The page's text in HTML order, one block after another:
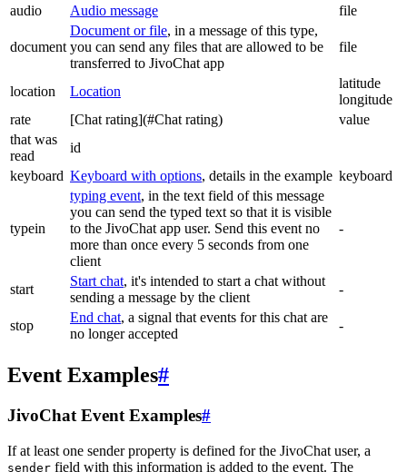
audio
Audio message file
document
Document or file, in a message of this type,
you can send any files that are allowed to be
transferred to JivoChat app
file
location Location
latitude
longitude
rate
[Chat rating](#Chat rating)
value
that was
read
id
keyboard Keyboard with options, details in the example keyboard
typein
typing event, in the text field of this message
you can send the typed text so that it is visible
to the JivoChat app user. Send this event no
more than once every 5 seconds from one
client
-
start
Start chat, it's intended to start a chat without
sending a message by the client
-
stop
End chat, a signal that events for this chat are
no longer accepted
-
Event Examples#
JivoChat Event Examples#
If at least one sender property is defined for the JivoChat user, a
sender field with this information is added to the event. The